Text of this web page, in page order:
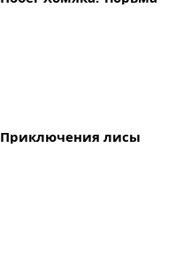
Приключения лисы